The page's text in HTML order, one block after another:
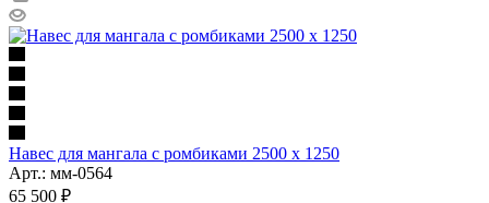
Навес для мангала с ромбиками 2500 х 1250
Арт.: мм-0564
65 500 ₽